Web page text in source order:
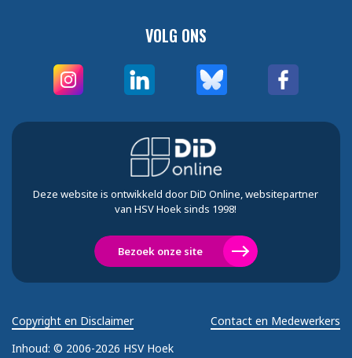
VOLG ONS
Deze website is ontwikkeld door DiD Online, websitepartner
van HSV Hoek sinds 1998!
Bezoek onze site
Inhoud: © 2006-2026 HSV Hoek
Copyright en Disclaimer Contact en Medewerkers